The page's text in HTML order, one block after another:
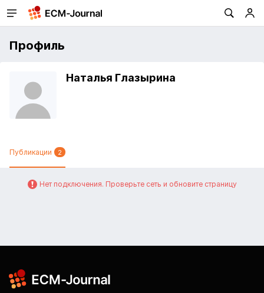
Профиль
Наталья Глазырина
Публикации 2
Нет подключения. Проверьте сеть и обновите страницу